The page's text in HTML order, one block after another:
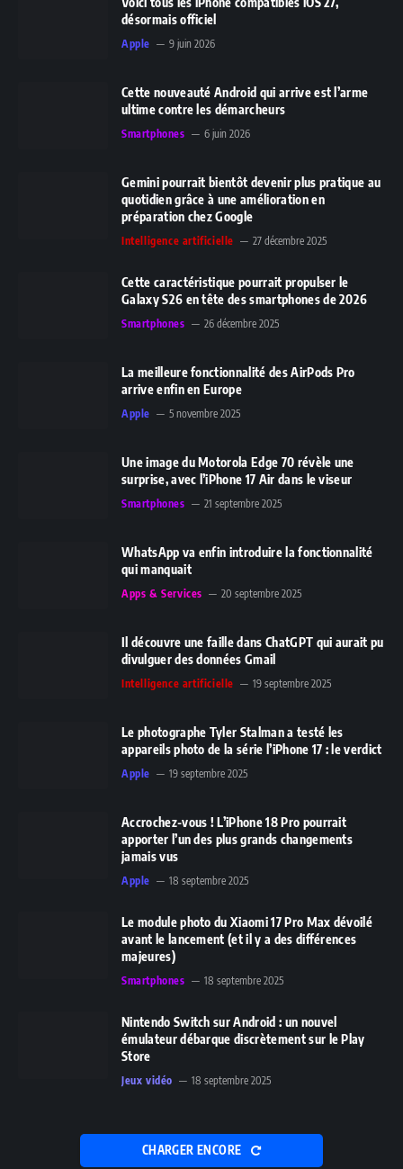
désormais officiel
Apple 9 juin 2026
Cette nouveauté Android qui arrive est l’arme
ultime contre les démarcheurs
Smartphones 6 juin 2026
Gemini pourrait bientôt devenir plus pratique au
quotidien grâce à une amélioration en
préparation chez Google
Intelligence artificielle 27 décembre 2025
Cette caractéristique pourrait propulser le
Galaxy S26 en tête des smartphones de 2026
Smartphones 26 décembre 2025
La meilleure fonctionnalité des AirPods Pro
arrive enfin en Europe
Apple 5 novembre 2025
Une image du Motorola Edge 70 révèle une
surprise, avec l’iPhone 17 Air dans le viseur
Smartphones 21 septembre 2025
WhatsApp va enfin introduire la fonctionnalité
qui manquait
Apps & Services 20 septembre 2025
Il découvre une faille dans ChatGPT qui aurait pu
divulguer des données Gmail
Intelligence artificielle 19 septembre 2025
Le photographe Tyler Stalman a testé les
appareils photo de la série l’iPhone 17 : le verdict
Apple 19 septembre 2025
Accrochez-vous ! L’iPhone 18 Pro pourrait
apporter l’un des plus grands changements
jamais vus
Apple 18 septembre 2025
Le module photo du Xiaomi 17 Pro Max dévoilé
avant le lancement (et il y a des différences
majeures)
Smartphones 18 septembre 2025
Nintendo Switch sur Android : un nouvel
émulateur débarque discrètement sur le Play
Store
Jeux vidéo 18 septembre 2025
CHARGER ENCORE